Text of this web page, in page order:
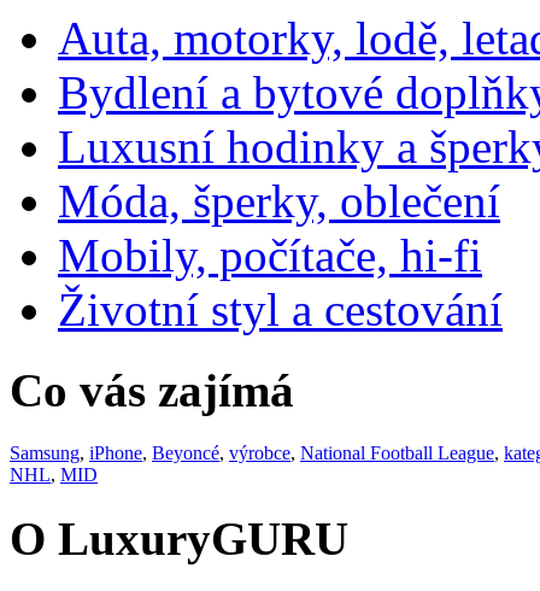
Auta, motorky, lodě,
Bydlení a bytové
Luxusní hodinky a
Móda, šperky, oblečení
Mobily, počítače, hi-fi
Životní styl a cestování
Co vás zajímá
Samsung, iPhone, Beyoncé, výrobce, National Football League,
NHL, MID
O LuxuryGURU